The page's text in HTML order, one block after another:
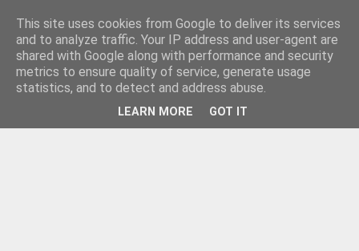
This site uses cookies from Google to deliver its services
and to analyze traffic. Your IP address and user-agent are
shared with Google along with performance and security
metrics to ensure quality of service, generate usage
statistics, and to detect and address abuse.
LEARN MORE GOT IT